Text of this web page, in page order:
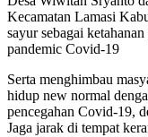
Kecamatan Lamasi
sayur sebagai
pandemic Covid-19
Serta menghimbau
hidup new normal
pencegahan Covid-19,
Jaga jarak di tempat